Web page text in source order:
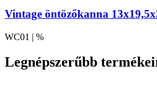
Vintage öntözőkanna
WC01 | %
Legnépszerűbb